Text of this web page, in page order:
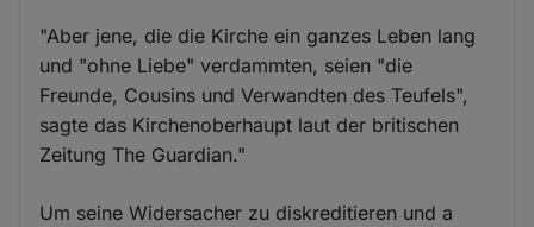
"Aber jene, die die Kirche ein ganzes Leben lang
und "ohne Liebe" verdammten, seien "die
Freunde, Cousins und Verwandten des Teufels",
sagte das Kirchenoberhaupt laut der britischen
Zeitung The Guardian."
Um seine Widersacher zu diskreditieren und a